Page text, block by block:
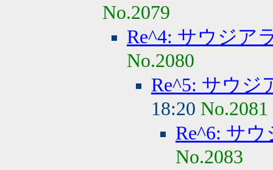
No.2079
Re^4: サウジア
No.2080
Re^5: サウジ
18:20 No.2081
Re^6: サ
No.2083